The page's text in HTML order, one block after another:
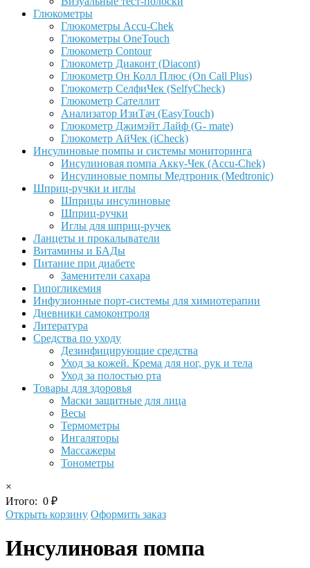
Глюкометры
Глюкометры Accu-Сhek
Глюкометры OneTouch
Глюкометр Contour
Глюкометр Диаконт (Diacont)
Глюкометр Он Колл Плюс (On Call Plus)
Глюкометр СелфиЧек (SelfyCheck)
Глюкометр Сателлит
Анализатор ИзиТач (EasyTouch)
Глюкометр Джимэйт Лайф (G- mate)
Глюкометр АйЧек (iCheck)
Инсулиновые помпы и системы мониторинга
Инсулиновая помпа Акку-Чек (Accu-Chek)
Инсулиновые помпы Медтроник (Medtronic)
Шприц-ручки и иглы
Шприцы инсулиновые
Шприц-ручки
Иглы для шприц-ручек
Ланцеты и прокалыватели
Витамины и БАДы
Питание при диабете
Заменители сахара
Гипогликемия
Инфузионные порт-системы для химиотерапии
Дневники самоконтроля
Литература
Средства по уходу
Дезинфицирующие средства
Уход за кожей. Крема для ног, рук и тела
Уход за полостью рта
Товары для здоровья
Маски защитные для лица
Весы
Термометры
Ингаляторы
Массажеры
Тонометры
×
Итого: 0 ₽
Открыть корзину Оформить заказ
Инсулиновая помпа